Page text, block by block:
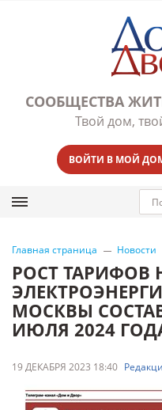
СООБЩЕСТВА
Твой дом,
ВОЙТИ В МОЙ
Главная страница Новости
РОСТ ТАРИФОВ
МОСКВЫ
ИЮЛЯ 2024
19 ДЕКАБРЯ 2023 18:40